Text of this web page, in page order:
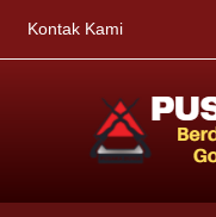
Kontak Kami